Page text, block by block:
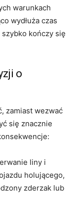
warunkach
wydłuża czas
kończy się
o
zamiast wezwać
się znacznie
liny i
holującego,
zderzak lub